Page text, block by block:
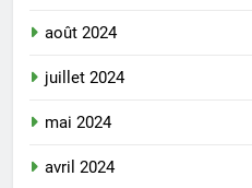
août 2024
juillet 2024
mai 2024
avril 2024